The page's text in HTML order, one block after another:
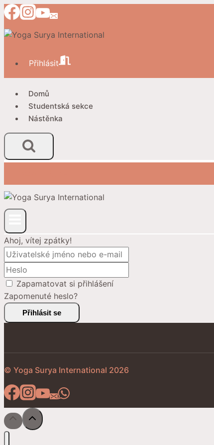
Přeskočit
na
obsah
Přihlásit
Domů
Studentská sekce
Nástěnka
Ahoj, vítej zpátky!
Zapamatovat si přihlášení
Zapomenuté heslo?
Přihlásit se
© Yoga Surya International 2026